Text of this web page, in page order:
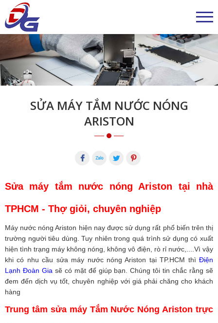
SỬA MÁY TẮM NƯỚC NÓNG
ARISTON
Sửa máy tắm nước nóng Ariston tại nhà
TPHCM - Thợ giỏi, chuyên nghiệp
Máy nước nóng Ariston hiện nay được sử dụng rất phổ biến trên thị
trường người tiêu dùng. Tuy nhiên trong quá trình sử dụng có xuất
hiện tình trạng máy không nóng, không vô điện, rò rỉ nước,....Vì vậy
khi có nhu cầu sửa máy nước nóng Ariston tại TP.HCM thì Điện
Lạnh Đoàn Gia sẽ có mặt để giúp bạn. Chúng tôi tin chắc rằng sẽ
đem đến dịch vụ tốt, chuyên nghiệp với giá phải chăng cho khách
hàng
Trung tâm sửa máy Tắm Nước Nóng Ariston trực